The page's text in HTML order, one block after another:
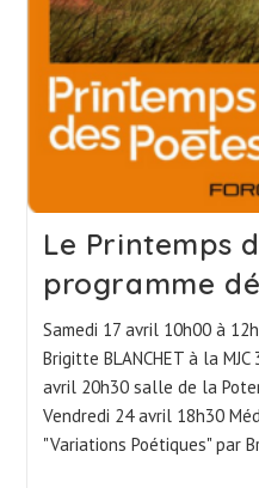
Le Printemps
programme
Samedi 17 avril 10h00 à
Brigitte BLANCHET à la
avril 20h30 salle de la
Vendredi 24 avril 18h30
"Variations Poétiques" par